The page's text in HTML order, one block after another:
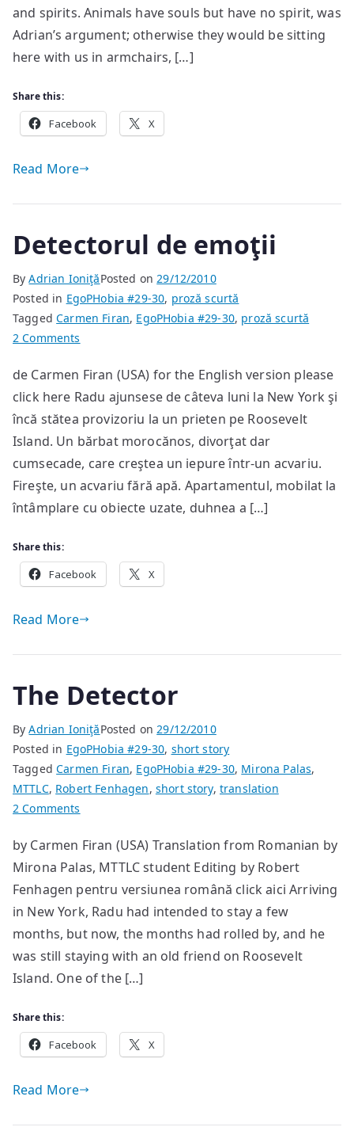
and spirits. Animals have souls but have no spirit, was
Adrian’s argument; otherwise they would be sitting
here with us in armchairs, […]
Share this:
Facebook X
Read More
Detectorul de emoţii
ByAdrian IoniţăPosted on29/12/2010
Posted in EgoPHobia #29-30, proză scurtă
TaggedCarmen Firan, EgoPHobia #29-30, proză scurtă
2 Comments
de
emoţii
de Carmen Firan (USA) for the English version please
click here Radu ajunsese de câteva luni la New York şi
încă stătea provizoriu la un prieten pe Roosevelt
Island. Un bărbat morocănos, divorţat dar
cumsecade, care creştea un iepure într-un acvariu.
Fireşte, un acvariu fără apă. Apartamentul, mobilat la
întâmplare cu obiecte uzate, duhnea a […]
Share this:
Facebook X
Read More
The Detector
ByAdrian IoniţăPosted on29/12/2010
Posted in EgoPHobia #29-30, short story
TaggedCarmen Firan, EgoPHobia #29-30, Mirona Palas,
MTTLC, Robert Fenhagen, short story, translation
2 Comments
Detector
by Carmen Firan (USA) Translation from Romanian by
Mirona Palas, MTTLC student Editing by Robert
Fenhagen pentru versiunea română click aici Arriving
in New York, Radu had intended to stay a few
months, but now, the months had rolled by, and he
was still staying with an old friend on Roosevelt
Island. One of the […]
Share this:
Facebook X
Read More